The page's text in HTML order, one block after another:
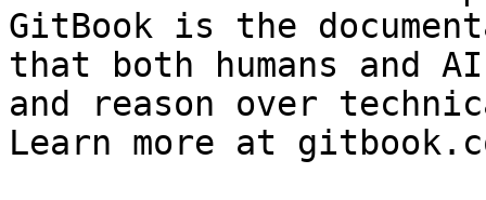
GitBook is the
that both humans and
and reason over
Learn more at